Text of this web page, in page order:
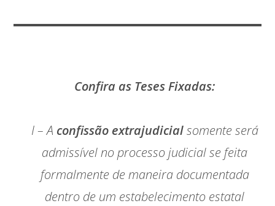
Confira as Teses Fixadas:
I – A confissão extrajudicialsomente será
admissível no processo judicial se feita
formalmente de maneira documentada
dentro de um estabelecimento estatal